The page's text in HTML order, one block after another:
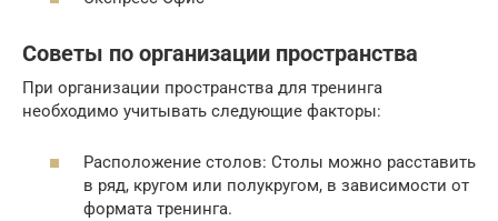
Советы по организации пространства
При организации пространства для тренинга
необходимо учитывать следующие факторы:
Расположение столов: Столы можно расставить
в ряд, кругом или полукругом, в зависимости от
формата тренинга.